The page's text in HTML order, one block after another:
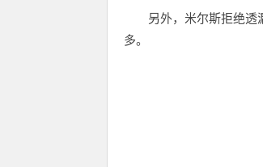
另外，米尔斯拒绝透
多。